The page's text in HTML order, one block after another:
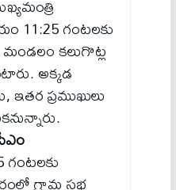
11:25 గంటలకు
మండలం కలుగొట్ల
అక్కడ
ఇతర ప్రముఖులు
గ్రామ సభ